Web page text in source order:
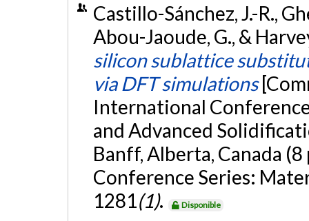
Castillo-Sánchez, J.-R.,
Abou-Jaoude, G., &
silicon sublattice
via DFT simulations
International
and Advanced
Banff, Alberta, Canada
Conference Series:
1281 (1). Disponible